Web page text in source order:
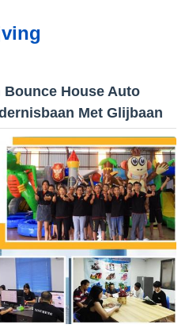
House Auto
Met Glijbaan